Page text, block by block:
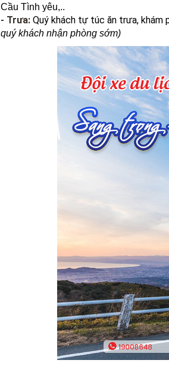
Cầu Tình yêu,..
- Trưa: Quý khách tự túc ăn trưa, khám
quý khách nhận phòng sớm)